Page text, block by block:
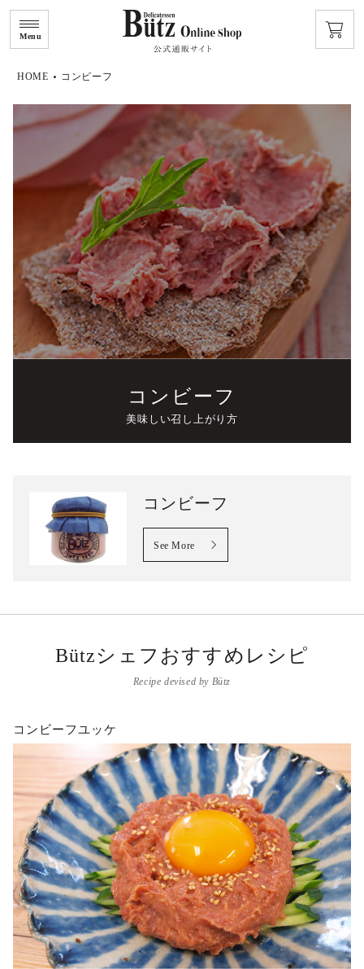
Menu
HOME コンビーフ
コンビーフ
美味しい召し上がり方
コンビーフ
See More
Bützシェフおすすめレシピ
Recipe devised by Bütz
コンビーフユッケ